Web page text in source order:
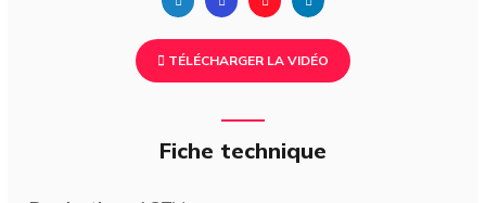
TÉLÉCHARGER LA VIDÉO
Fiche technique